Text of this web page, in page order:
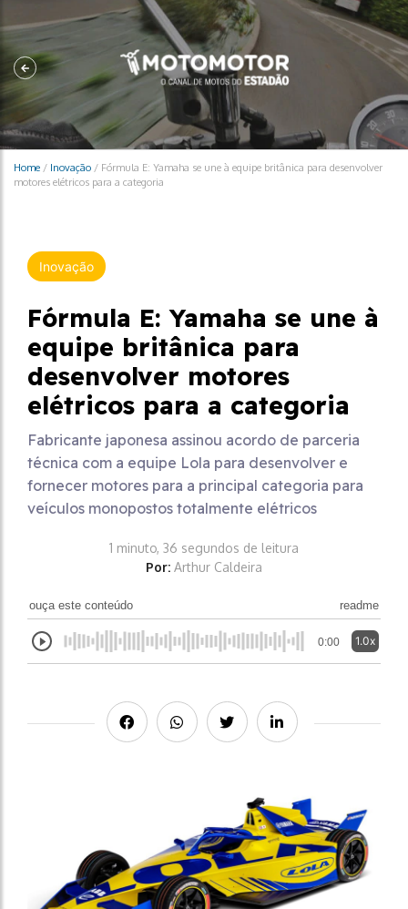
Home / Inovação / Fórmula E: Yamaha se une à equipe britânica para desenvolver
motores elétricos para a categoria
Inovação
Fórmula E: Yamaha se une à
equipe britânica para
desenvolver motores
elétricos para a categoria
Fabricante japonesa assinou acordo de parceria
técnica com a equipe Lola para desenvolver e
fornecer motores para a principal categoria para
veículos monopostos totalmente elétricos
1 minuto, 36 segundos de leitura
Por: Arthur Caldeira
ouça este conteúdo readme
0:00 1.0x